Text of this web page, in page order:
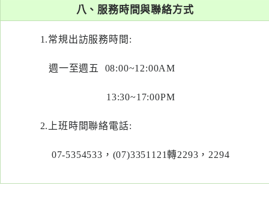
八、服務時間與聯絡方式
1.常規出訪服務時間:
週一至週五 08:00~12:00AM
13:30~17:00PM
2.上班時間聯絡電話:
07-5354533，(07)3351121轉2293，2294